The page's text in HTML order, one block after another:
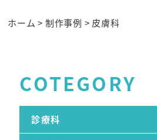
ホーム > 制作事例 > 皮膚科
COTEGORY
診療科